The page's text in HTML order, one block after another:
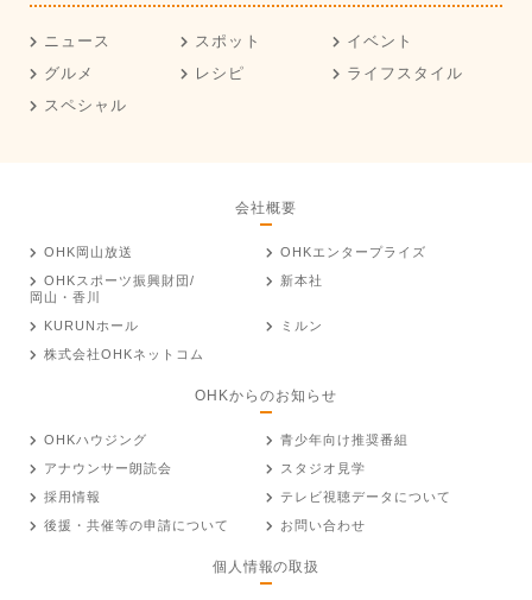
ニュース スポット
イベント
グルメ
レシピ
ライフスタイル
スペシャル
会社概要
OHK岡山放送
OHKエンタープライズ
OHKスポーツ振興財団/
岡山・香川
新本社
KURUNホール
ミルン
株式会社OHKネットコム
OHKからのお知らせ
OHKハウジング
青少年向け推奨番組
アナウンサー朗読会
スタジオ見学
採用情報
テレビ視聴データについて
後援・共催等の申請について
お問い合わせ
個人情報の取扱